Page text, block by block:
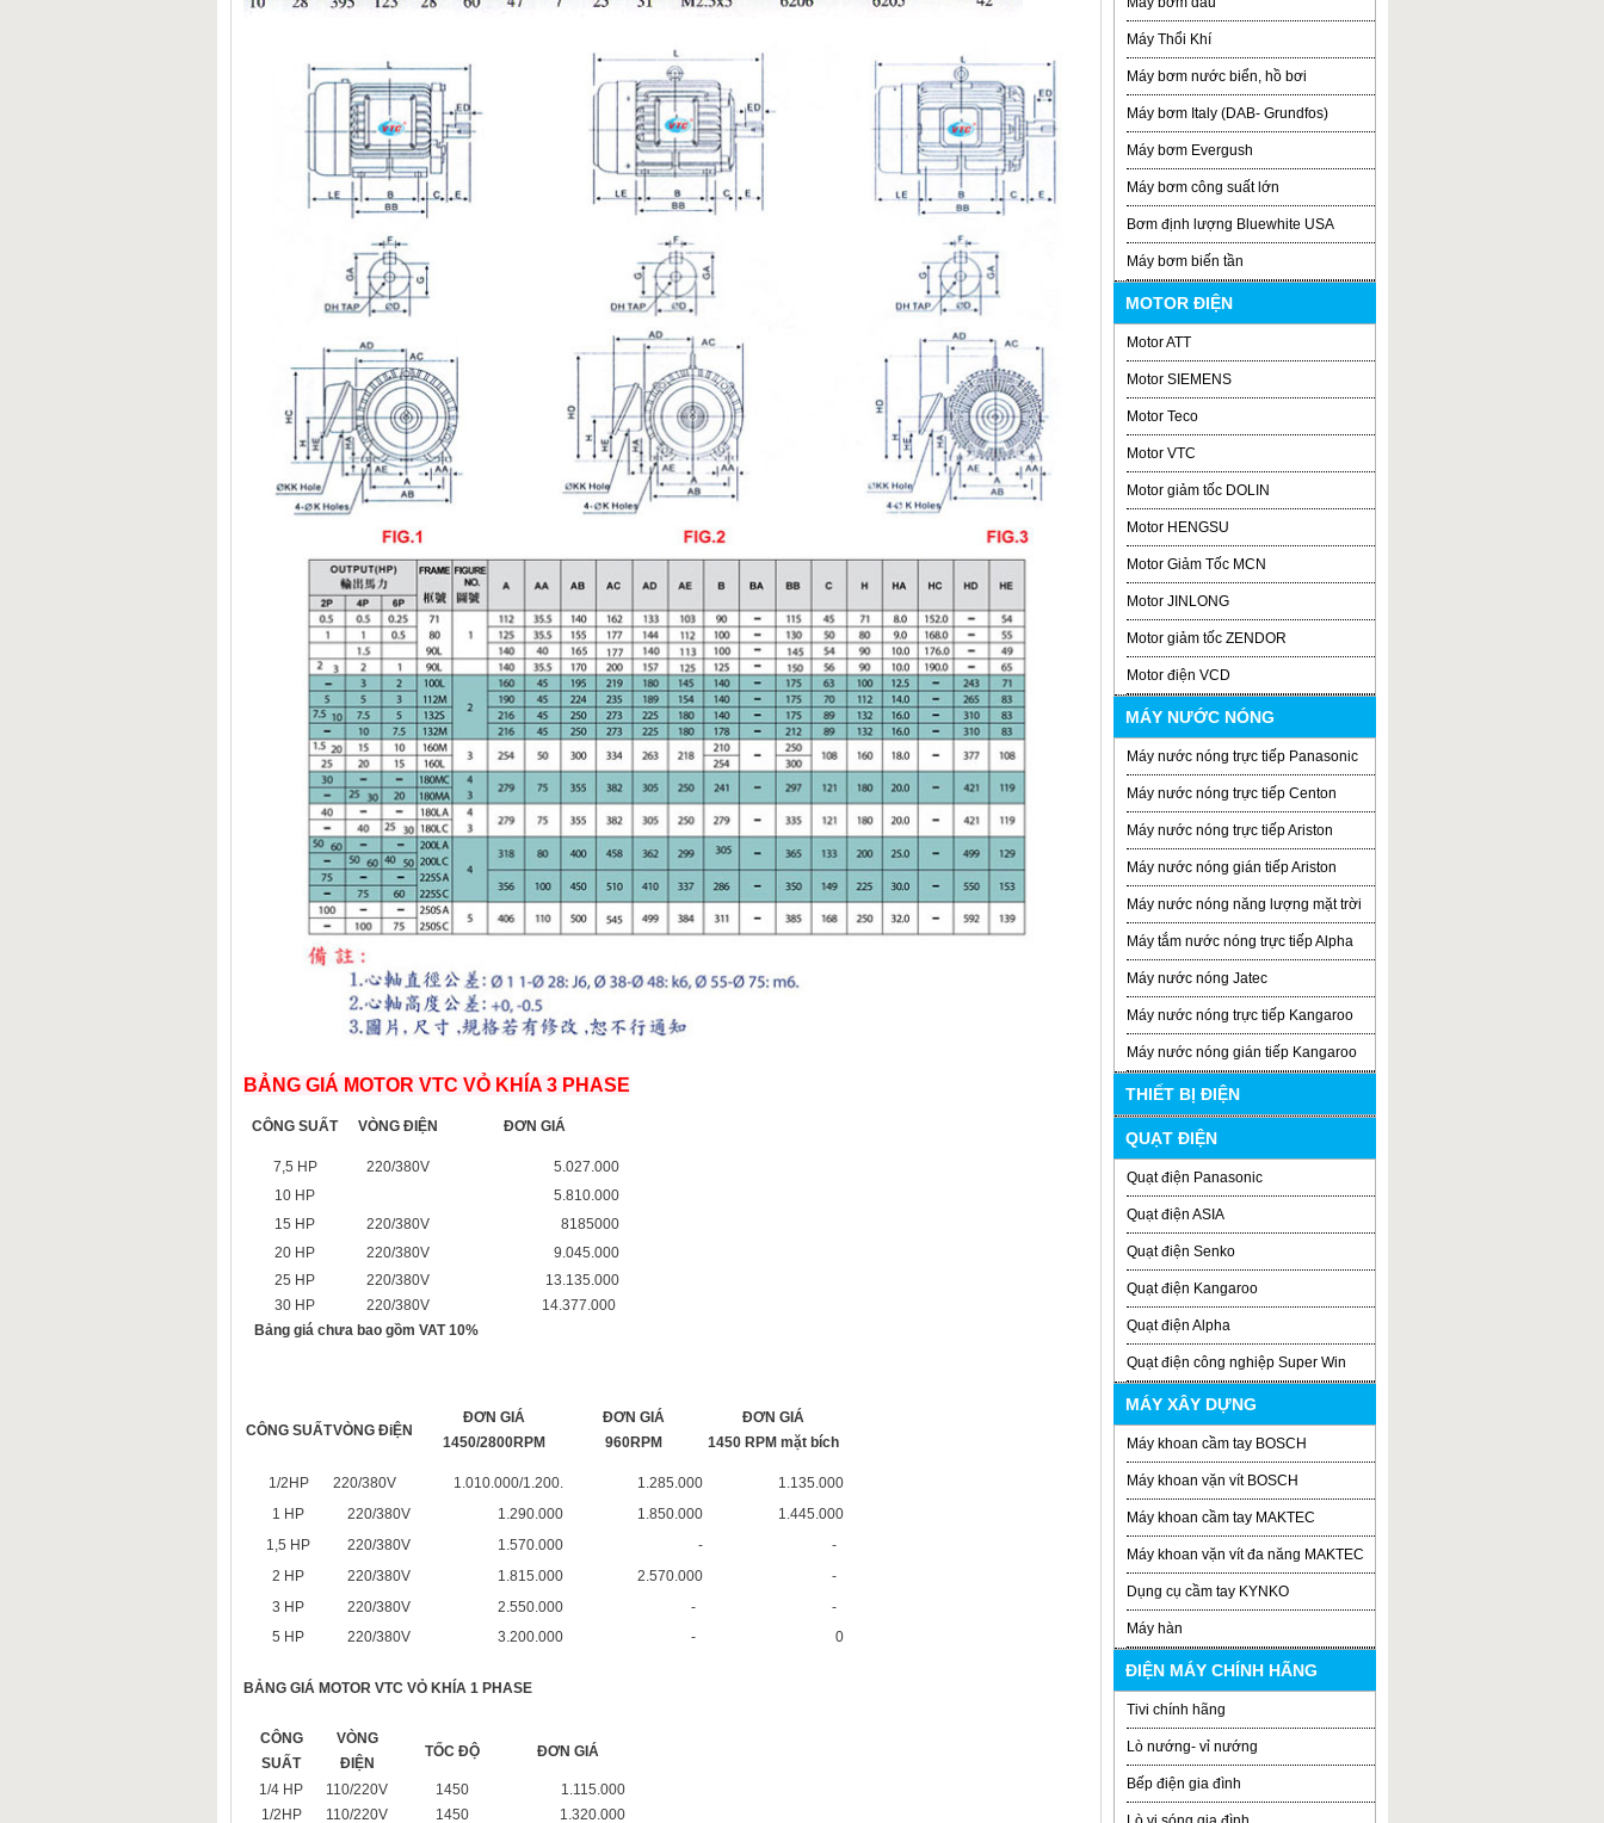
BẢNG GIÁ MOTOR VTC VỎ KHÍA 3 PHASE
CÔNG SUẤT VÒNG ĐIỆN ĐƠN GIÁ
7,5 HP 220/380V
5.027.000
10 HP
5.810.000
15 HP
220/380V
8185000
20 HP
220/380V
9.045.000
25 HP
220/380V
13.135.000
30 HP
220/380V
14.377.000
Bảng giá chưa bao gồm VAT 10%
CÔNG SUẤTVÒNG ĐiỆN
ĐƠN GIÁ
1450/2800RPM
ĐƠN GIÁ
960RPM
ĐƠN GIÁ
1450 RPM mặt bích
1/2HP 220/380V 1.010.000/1.200. 1.285.000
1.135.000
1 HP
220/380V 1.290.000 1.850.000
1.445.000
1,5 HP
220/380V 1.570.000 -
-
2 HP
220/380V 1.815.000 2.570.000
-
3 HP
220/380V 2.550.000 -
-
5 HP
220/380V 3.200.000 - 0
BẢNG GIÁ MOTOR VTC VỎ KHÍA 1 PHASE
CÔNG
SUẤT
VÒNG
ĐIỆN
TỐC ĐỘ ĐƠN GIÁ
1/4 HP 110/220V 1450
1.115.000
1/2HP
110/220V 1450
1.320.000
Máy Thổi Khí
Máy bơm nước biển, hồ bơi
Máy bơm Italy (DAB- Grundfos)
Máy bơm Evergush
Máy bơm công suất lớn
Bơm định lượng Bluewhite USA
Máy bơm biến tần
MOTOR ĐIỆN
Motor ATT
Motor SIEMENS
Motor Teco
Motor VTC
Motor giảm tốc DOLIN
Motor HENGSU
Motor Giảm Tốc MCN
Motor JINLONG
Motor giảm tốc ZENDOR
Motor điện VCD
MÁY NƯỚC NÓNG
Máy nước nóng trực tiếp Panasonic
Máy nước nóng trực tiếp Centon
Máy nước nóng trực tiếp Ariston
Máy nước nóng gián tiếp Ariston
Máy nước nóng năng lượng mặt trời
Máy tắm nước nóng trực tiếp Alpha
Máy nước nóng Jatec
Máy nước nóng trực tiếp Kangaroo
Máy nước nóng gián tiếp Kangaroo
THIẾT BỊ ĐIỆN
QUẠT ĐIỆN
Quạt điện Panasonic
Quạt điện ASIA
Quạt điện Senko
Quạt điện Kangaroo
Quạt điện Alpha
Quạt điện công nghiệp Super Win
MÁY XÂY DỰNG
Máy khoan cầm tay BOSCH
Máy khoan vặn vít BOSCH
Máy khoan cầm tay MAKTEC
Máy khoan vặn vít đa năng MAKTEC
Dụng cụ cầm tay KYNKO
Máy hàn
ĐIỆN MÁY CHÍNH HÃNG
Tivi chính hãng
Lò nướng- vỉ nướng
Bếp điện gia đình